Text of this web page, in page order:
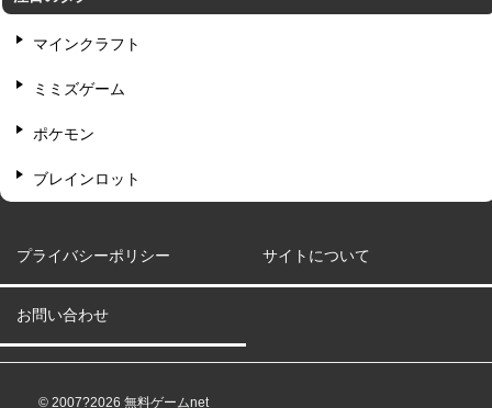
マインクラフト
ミミズゲーム
ポケモン
ブレインロット
プライバシーポリシー サイトについて
お問い合わせ
© 2007?2026 無料ゲームnet